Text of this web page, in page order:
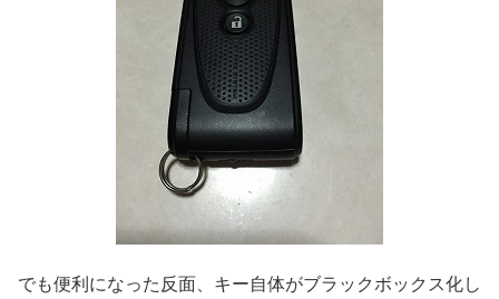
でも便利になった反面、 キー自体がブラックボックス化し